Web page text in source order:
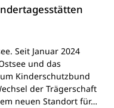
Seit Januar 2024
und das
Kinderschutzbund
der Trägerschaft
neuen Standort für…